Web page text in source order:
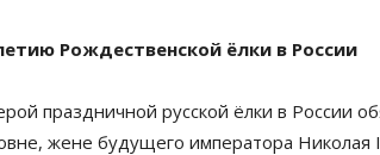
Рождественской ёлки в России
праздничной русской ёлки в России
жене будущего императора Николая